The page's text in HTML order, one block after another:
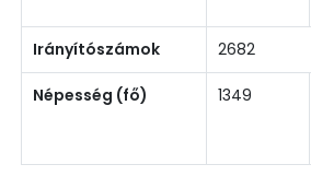
Irányítószámok 2682
Népesség (fő) 1349